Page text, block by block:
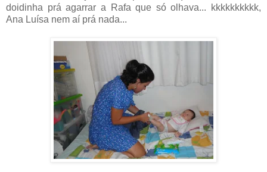
doidinha prá agarrar a Rafa que só olhava... kkkkkkkkkk,
Ana Luísa nem aí prá nada...